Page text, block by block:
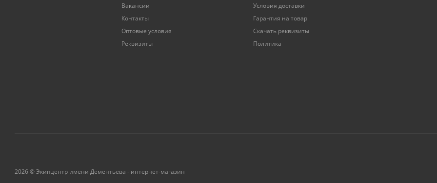
Вакансии
Контакты
Оптовые условия
Реквизиты
Условия доставки
Гарантия на товар
Скачать реквизиты
Политика
2026 © Экипцентр имени Дементьева - интернет-магазин